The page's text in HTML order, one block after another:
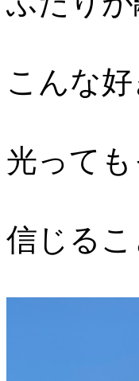
こんな
光って
信じるこ